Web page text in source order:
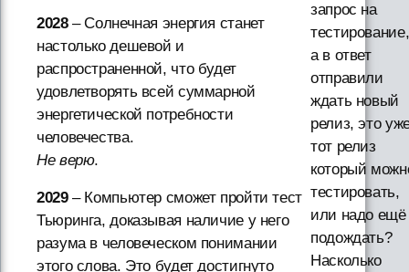
2028– Солнечная энергия станет
настолько дешевой и
распространенной, что будет
удовлетворять всей суммарной
энергетической потребности
человечества.
Не верю.
2029– Компьютер сможет пройти тест
Тьюринга, доказывая наличие у него
разума в человеческом понимании
этого слова. Это будет достигнуто
запрос на
тестирование,
а в ответ
отправили
ждать новый
релиз, это
тот релиз
который
тестировать,
или надо ещё
подождать?
Насколько